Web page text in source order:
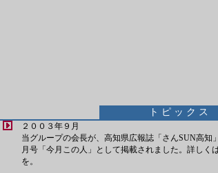
ト ピ ッ ク ス
２００３年９月
当グループの会長が、高知県広報誌「さんSUN高知
月号「今月この人」として掲載されました。詳しく
を。